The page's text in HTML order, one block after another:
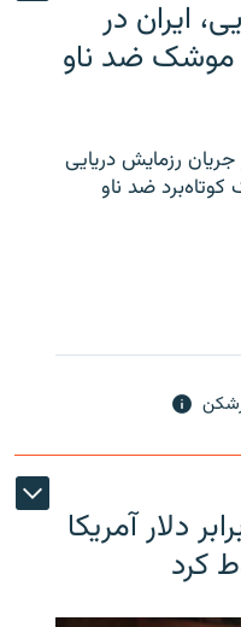
ایران در
موشک ضد ناو
رزمایش دریایی
ضد ناو
دلار آمریکا